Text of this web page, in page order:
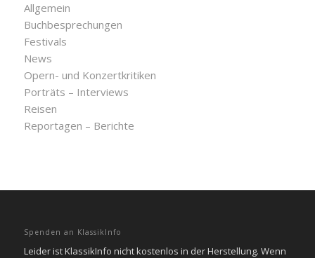
Allgemein
Buchbesprechungen
Festivals
News
Opern- und Konzertkritiken
Porträts – Interviews
Reisen
Reportagen – Berichte
Spenden an KlassikInfo
Leider ist KlassikInfo nicht kostenlos in der Herstellung. Wenn